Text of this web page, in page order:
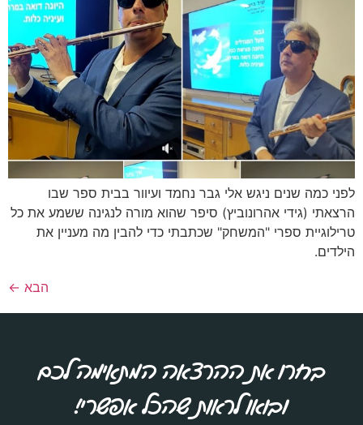
לפני כמה שנים ניגש אלי גבר נחמד ועיוור בבית ספר שבו
הרצאתי (גידי אהרונוביץ) סיפר שהוא מורה לנגינה ששמע את כל
טרילוגיית ספרי "המשחק" שכתבתי כדי להבין מה מעניין את
הילדים.
הבא ←
בחרו את ההרצאה המתאימה לכם
ובואו לראות שהכל אפשרי!